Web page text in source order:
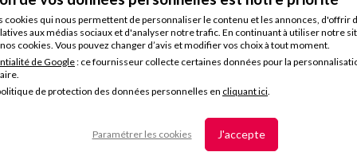
cookies qui nous permettent de personnaliser le contenu et les annonces, d'offrir
aux médias sociaux et d'analyser notre trafic. En continuant à utiliser notre
cookies. Vous pouvez changer d’avis et modifier vos choix à tout moment.
de Google: ce fournisseur collecte certaines données pour la
de protection des données personnelles en cliquant ici.
Paramétrer les cookies J'accepte